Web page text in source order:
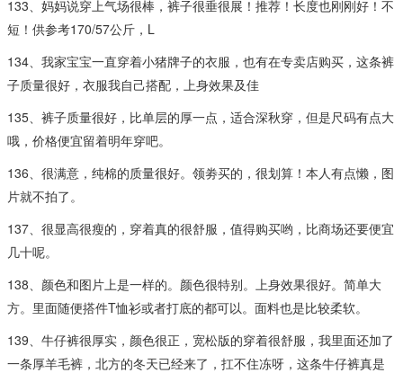
133、妈妈说穿上气场很棒，裤子很垂很展！推荐！长度也刚刚好！不
短！供参考170/57公斤，L
134、我家宝宝一直穿着小猪牌子的衣服，也有在专卖店购买，这条裤
子质量很好，衣服我自己搭配，上身效果及佳️
135、裤子质量很好，比单层的厚一点，适合深秋穿，但是尺码有点大
哦，价格便宜留着明年穿吧。
136、很满意，纯棉的质量很好。领劵买的，很划算！本人有点懒，图
片就不拍了。
137、很显高很瘦的，穿着真的很舒服，值得购买哟，比商场还要便宜
几十呢。
138、颜色和图片上是一样的。颜色很特别。上身效果很好。简单大
方。里面随便搭件T恤衫或者打底的都可以。面料也是比较柔软。
139、牛仔裤很厚实，颜色很正，宽松版的穿着很舒服，我里面还加了
一条厚羊毛裤，北方的冬天已经来了，扛不住冻呀，这条牛仔裤真是